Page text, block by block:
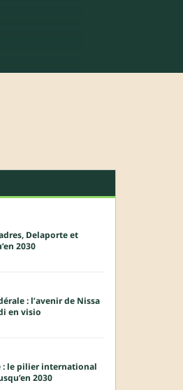
Delaporte et
2030
: l’avenir de Nissa
en visio
: le pilier international
2030